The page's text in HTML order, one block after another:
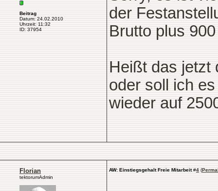
Beitrag
Datum: 24.02.2010
Uhrzeit: 11:32
ID: 37954
der
Brutto plus
Heißt das jetzt
oder soll ich
wieder auf
Florian
tektorumAdmin
AW: Einstiegsgehalt Freie Mitarbeit#4 (